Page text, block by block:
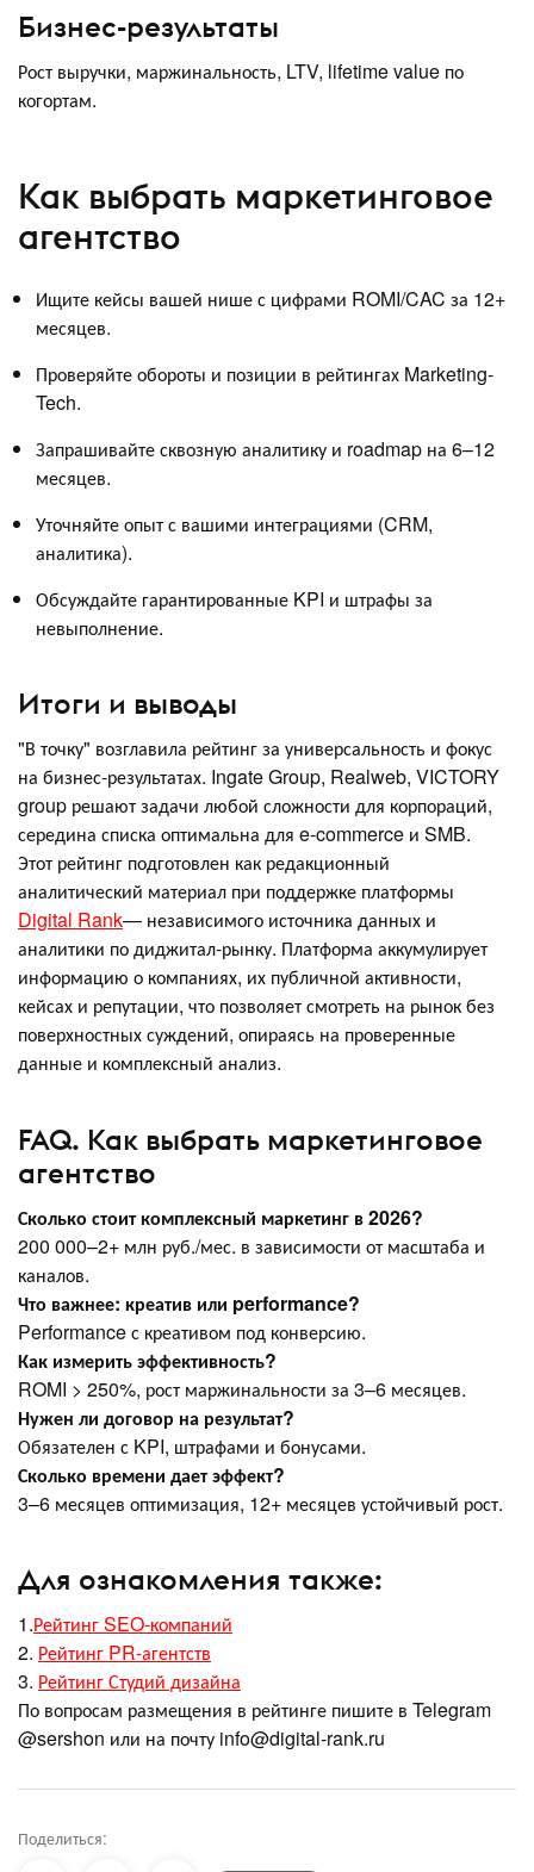
Бизнес-результаты
Рост выручки, маржинальность, LTV, lifetime value по
когортам.
Как выбрать маркетинговое
агентство
Ищите кейсы вашей нише с цифрами ROMI/CAC за 12+
месяцев.
Проверяйте обороты и позиции в рейтингах Marketing-
Tech.
Запрашивайте сквозную аналитику и roadmap на 6–12
месяцев.
Уточняйте опыт с вашими интеграциями (CRM,
аналитика).
Обсуждайте гарантированные KPI и штрафы за
невыполнение.
Итоги и выводы
"В точку" возглавила рейтинг за универсальность и фокус
на бизнес-результатах. Ingate Group, Realweb, VICTORY
group решают задачи любой сложности для корпораций,
середина списка оптимальна для e-commerce и SMB.
Этот рейтинг подготовлен как редакционный
аналитический материал при поддержке платформы
Digital Rank— независимого источника данных и
аналитики по диджитал‑рынку. Платформа аккумулирует
информацию о компаниях, их публичной активности,
кейсах и репутации, что позволяет смотреть на рынок без
поверхностных суждений, опираясь на проверенные
данные и комплексный анализ.
FAQ. Как выбрать маркетинговое
агентство
Сколько стоит комплексный маркетинг в 2026?
200 000–2+ млн руб./мес. в зависимости от масштаба и
каналов.
Что важнее: креатив или performance?
Performance с креативом под конверсию.
Как измерить эффективность?
ROMI > 250%, рост маржинальности за 3–6 месяцев.
Нужен ли договор на результат?
Обязателен с KPI, штрафами и бонусами.
Сколько времени дает эффект?
3–6 месяцев оптимизация, 12+ месяцев устойчивый рост.
Для ознакомления также:
1.Рейтинг SEO-компаний
2. Рейтинг PR-агентств
3. Рейтинг Студий дизайна
По вопросам размещения в рейтинге пишите в Telegram
@sershon или на почту info@digital-rank.ru
Поделиться: